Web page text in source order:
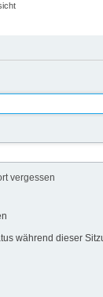
vergessen
während dieser